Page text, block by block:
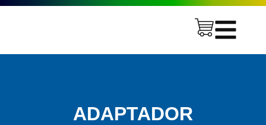
ADAPTADOR